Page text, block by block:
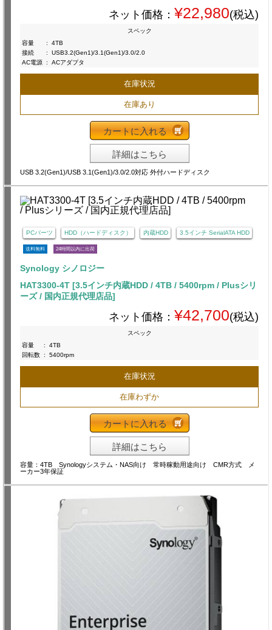
ネット価格： ¥22,980(税込)
スペック
容量
:
4TB
接続
:
USB3.2(Gen1)/3.1(Gen1)/3.0/2.0
AC電源 : ACアダプタ
在庫状況
在庫あり
カートに入れる
詳細はこちら
USB 3.2(Gen1)/USB 3.1(Gen1)/3.0/2.0対応 外付ハードディスク
PCパーツ HDD（ハードディスク） 内蔵HDD 3.5インチ SerialATA HDD
送料無料 24時間以内に出荷
Synology シノロジー
HAT3300-4T [3.5インチ内蔵HDD / 4TB / 5400rpm / Plusシリ
ーズ / 国内正規代理店品]
ネット価格： ¥42,700(税込)
スペック
容量
:
4TB
回転数 : 5400rpm
在庫状況
在庫わずか
カートに入れる
詳細はこちら
容量：4TB Synologyシステム・NAS向け 常時稼動用途向け CMR方式 メ
ーカー3年保証